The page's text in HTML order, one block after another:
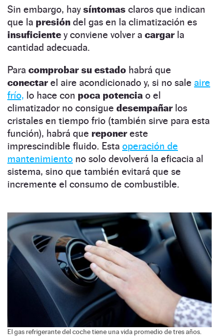
Sin embargo, haysíntomas claros que indican
que la presión del gas en la climatización es
insuficiente y conviene volver a cargarla
cantidad adecuada.
Para comprobar su estado habrá que
conectarel aire acondicionado y, si no sale aire
frío, lo hace con poca potencia o el
climatizador no consigue desempañarlos
cristales en tiempo frio (también sirve para esta
función), habrá que reponereste
imprescindible fluido. Esta operación de
mantenimiento no solo devolverá la eficacia al
sistema, sino que también evitará que se
incremente el consumo de combustible.
El gas refrigerante del coche tiene una vida promedio de tres años.